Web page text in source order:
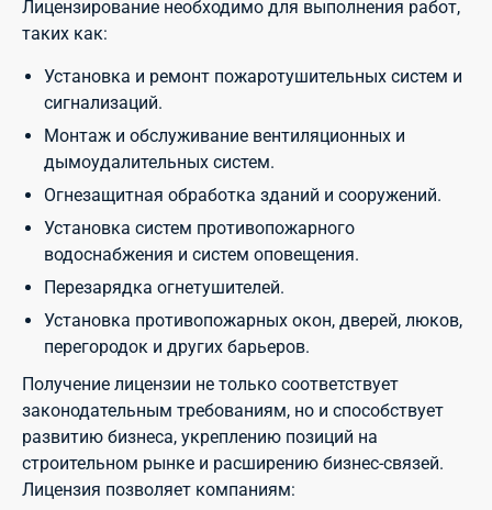
Лицензирование необходимо для выполнения работ,
таких как:
Установка и ремонт пожаротушительных систем и
сигнализаций.
Монтаж и обслуживание вентиляционных и
дымоудалительных систем.
Огнезащитная обработка зданий и сооружений.
Установка систем противопожарного
водоснабжения и систем оповещения.
Перезарядка огнетушителей.
Установка противопожарных окон, дверей, люков,
перегородок и других барьеров.
Получение лицензии не только соответствует
законодательным требованиям, но и способствует
развитию бизнеса, укреплению позиций на
строительном рынке и расширению бизнес-связей.
Лицензия позволяет компаниям: